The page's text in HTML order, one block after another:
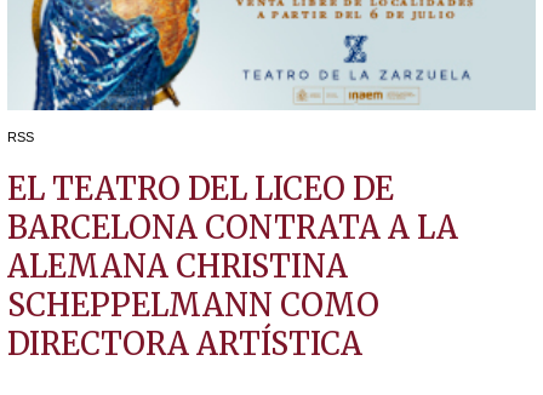
RSS
EL TEATRO DEL LICEO DE
BARCELONA CONTRATA A LA
ALEMANA CHRISTINA
SCHEPPELMANN COMO
DIRECTORA ARTÍSTICA